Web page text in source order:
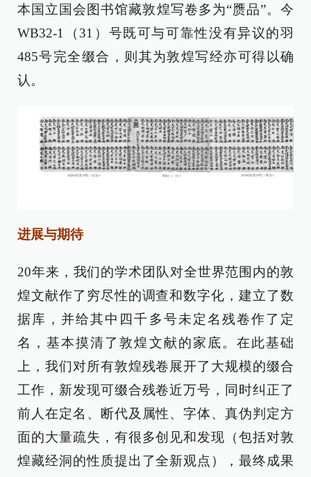
本国立国会图书馆藏敦煌写卷多为“赝品”。今
WB32-1（31）号既可与可靠性没有异议的羽
485号完全缀合，则其为敦煌写经亦可得以确
认。
进展与期待
20年来，我们的学术团队对全世界范围内的敦
煌文献作了穷尽性的调查和数字化，建立了数
据库，并给其中四千多号未定名残卷作了定
名，基本摸清了敦煌文献的家底。在此基础
上，我们对所有敦煌残卷展开了大规模的缀合
工作，新发现可缀合残卷近万号，同时纠正了
前人在定名、断代及属性、字体、真伪判定方
面的大量疏失，有很多创见和发现（包括对敦
煌藏经洞的性质提出了全新观点），最终成果